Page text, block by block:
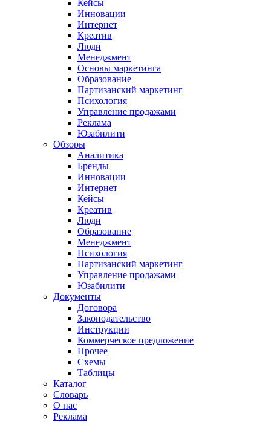
Кейсы
Инновации
Интернет
Креатив
Люди
Менеджмент
Основы маркетинга
Образование
Партизанский маркетинг
Психология
Управление продажами
Реклама
Юзабилити
Обзоры
Аналитика
Бренды
Инновации
Интернет
Кейсы
Креатив
Люди
Образование
Менеджмент
Психология
Партизанский маркетинг
Управление продажами
Юзабилити
Документы
Договора
Законодательство
Инструкции
Коммерческое предложение
Прочее
Схемы
Таблицы
Каталог
Словарь
О нас
Реклама